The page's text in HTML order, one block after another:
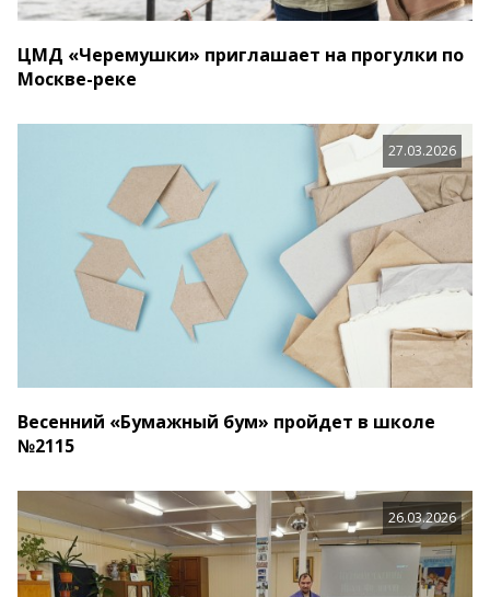
ЦМД «Черемушки» приглашает на прогулки по
Москве-реке
27.03.2026
Весенний «Бумажный бум» пройдет в школе
№2115
26.03.2026